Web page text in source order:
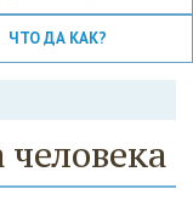
ЧТО ДА КАК?